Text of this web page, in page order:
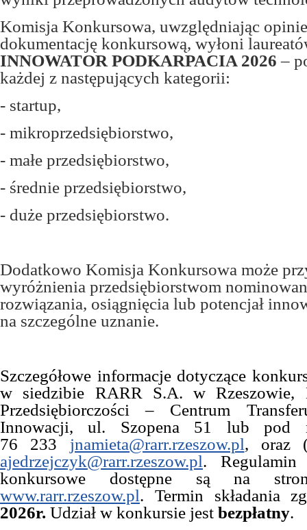
Komisja Konkursowa, uwzględniając
dokumentację konkursową, wyłoni
INNOWATOR PODKARPACIA 2026 –
każdej z następujących kategorii:
- startup,
- mikroprzedsiębiorstwo,
- małe przedsiębiorstwo,
- średnie przedsiębiorstwo,
- duże przedsiębiorstwo.
Dodatkowo Komisja Konkursowa może
wyróżnienia przedsiębiorstwom
rozwiązania, osiągnięcia lub potencjał
na szczególne uznanie.
Szczegółowe informacje dotyczące
w siedzibie RARR S.A. w Rzeszowie,
Przedsiębiorczości – Centrum
Innowacji, ul. Szopena 51 lub
76 233 jnamieta@rarr.rzeszow.pl, oraz
ajedrzejczyk@rarr.rzeszow.pl. Regulamin
konkursowe dostępne są na
www.rarr.rzeszow.pl. Termin składania
2026r. Udział w konkursie jest bezpłatny.